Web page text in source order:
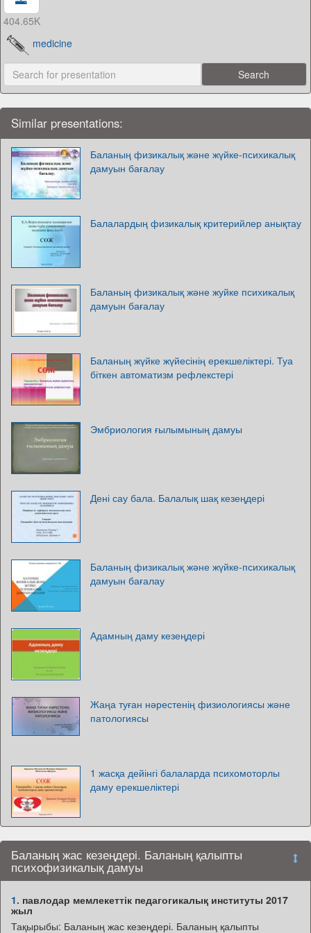
404.65K
medicine
Similar presentations:
Баланың физикалық және жүйке-психикалық
дамуын бағалау
Балалардың физикалық критерийлер анықтау
Баланың физикалық және жуйке психикалық
дамуын бағалау
Баланың жүйке жүйесінің ерекшеліктері. Туа
біткен автоматизм рефлекстері
Эмбриология ғылымының дамуы
Дені сау бала. Балалық шақ кезеңдері
Баланың физикалық және жүйке-психикалық
дамуын бағалау
Адамның даму кезеңдері
Жаңа туған нәрестенің физиологиясы және
патологиясы
1 жасқа дейінгі балаларда психомоторлы
даму ерекшеліктері
Баланың жас кезеңдері. Баланың қалыпты
психофизикалық дамуы
1. павлодар мемлекеттік педагогикалық институты 2017
жыл
Тақырыбы: Баланың жас кезеңдері. Баланың қалыпты